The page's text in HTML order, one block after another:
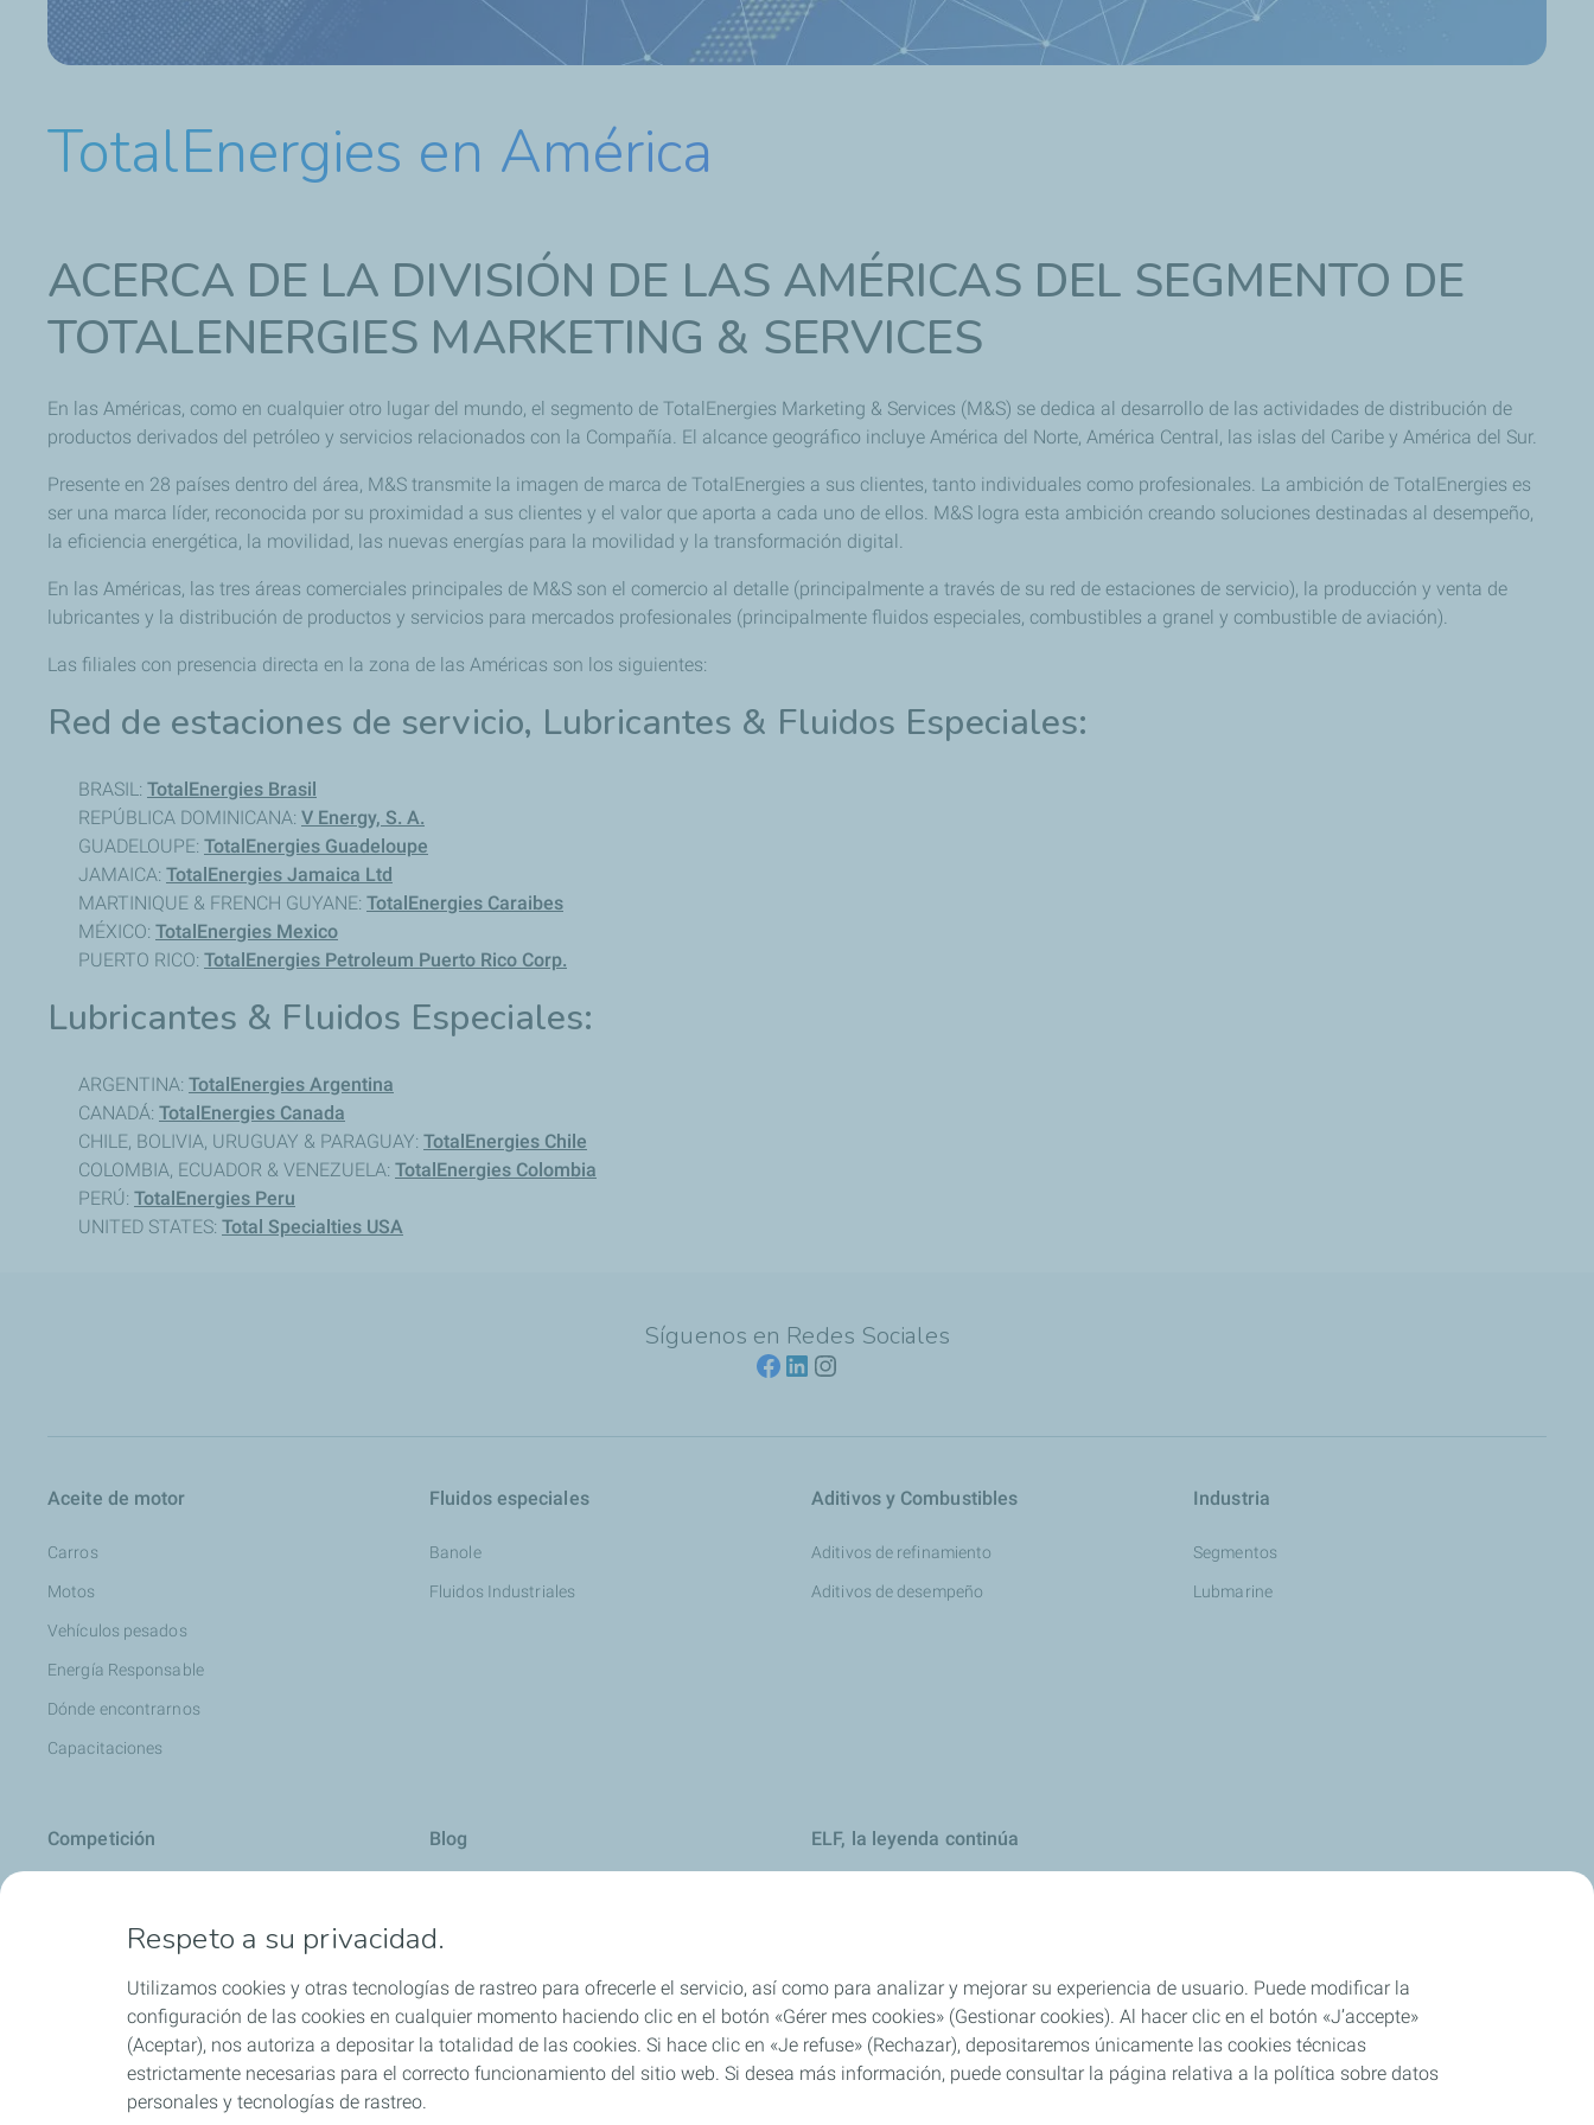
TotalEnergies en América
ACERCA DE LA DIVISIÓN DE LAS AMÉRICAS DEL SEGMENTO DE
TOTALENERGIES MARKETING & SERVICES
En las Américas, como en cualquier otro lugar del mundo, el segmento de TotalEnergies Marketing & Services (M&S) se dedica al desarrollo de las actividades de distribución de
productos derivados del petróleo y servicios relacionados con la Compañía. El alcance geográfico incluye América del Norte, América Central, las islas del Caribe y América del Sur.
Presente en 28 países dentro del área, M&S transmite la imagen de marca de TotalEnergies a sus clientes, tanto individuales como profesionales. La ambición de TotalEnergies es
ser una marca líder, reconocida por su proximidad a sus clientes y el valor que aporta a cada uno de ellos. M&S logra esta ambición creando soluciones destinadas al desempeño,
la eficiencia energética, la movilidad, las nuevas energías para la movilidad y la transformación digital.
En las Américas, las tres áreas comerciales principales de M&S son el comercio al detalle (principalmente a través de su red de estaciones de servicio), la producción y venta de
lubricantes y la distribución de productos y servicios para mercados profesionales (principalmente fluidos especiales, combustibles a granel y combustible de aviación).
Las filiales con presencia directa en la zona de las Américas son los siguientes:
Red de estaciones de servicio, Lubricantes & Fluidos Especiales:
BRASIL: TotalEnergies Brasil
REPÚBLICA DOMINICANA: V Energy, S. A.
GUADELOUPE: TotalEnergies Guadeloupe
JAMAICA: TotalEnergies Jamaica Ltd
MARTINIQUE & FRENCH GUYANE: TotalEnergies Caraibes
MÉXICO: TotalEnergies Mexico
PUERTO RICO: TotalEnergies Petroleum Puerto Rico Corp.
Lubricantes & Fluidos Especiales:
ARGENTINA: TotalEnergies Argentina
CANADÁ: TotalEnergies Canada
CHILE, BOLIVIA, URUGUAY & PARAGUAY: TotalEnergies Chile
COLOMBIA, ECUADOR & VENEZUELA: TotalEnergies Colombia
PERÚ: TotalEnergies Peru
UNITED STATES: Total Specialties USA
Síguenos en Redes Sociales
Aceite de motor
Carros
Motos
Vehículos pesados
Energía Responsable
Dónde encontrarnos
Capacitaciones
Fluidos especiales
Banole
Fluidos Industriales
Aditivos y Combustibles
Aditivos de refinamiento
Aditivos de desempeño
Industria
Segmentos
Lubmarine
Competición
Motociclismo
Blog
Motos: consejos y recomendaciones
Consejos útiles
Motores Diesel: consejos y recomendaciones
ELF, la leyenda continúa
Respeto a su privacidad.
Utilizamos cookies y otras tecnologías de rastreo para ofrecerle el servicio, así como para analizar y mejorar su experiencia de usuario. Puede modificar la
configuración de las cookies en cualquier momento haciendo clic en el botón «Gérer mes cookies» (Gestionar cookies). Al hacer clic en el botón «J’accepte»
(Aceptar), nos autoriza a depositar la totalidad de las cookies. Si hace clic en «Je refuse» (Rechazar), depositaremos únicamente las cookies técnicas
estrictamente necesarias para el correcto funcionamiento del sitio web. Si desea más información, puede consultar la página relativa a la política sobre datos
personales y tecnologías de rastreo.